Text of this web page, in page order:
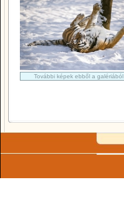
További képek ebből a galériából